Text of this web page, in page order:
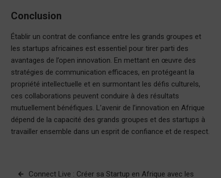
Conclusion
Établir un contrat de confiance entre les grands groupes et
les startups africaines est essentiel pour tirer parti des
avantages de l’open innovation. En mettant en œuvre des
stratégies de communication efficaces, en protégeant la
propriété intellectuelle et en surmontant les défis culturels,
ces collaborations peuvent conduire à des résultats
mutuellement bénéfiques. L’avenir de l’innovation en Afrique
dépend de la capacité des grands groupes et des startups à
travailler ensemble dans un esprit de confiance et de respect.
Navigation
Connect Live : Créer sa Startup en Afrique avec les